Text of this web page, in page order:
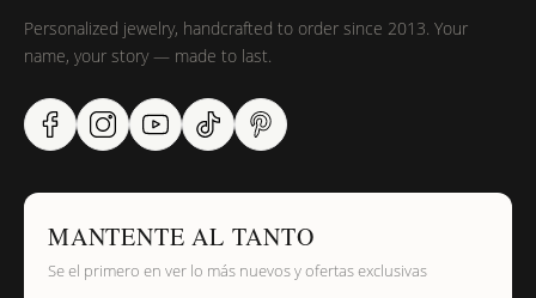
Personalized jewelry, handcrafted to order since 2013. Your
name, your story — made to last.
MANTENTE AL TANTO
Se el primero en ver lo más nuevos y ofertas exclusivas